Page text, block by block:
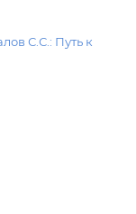
С.С.: Путь к